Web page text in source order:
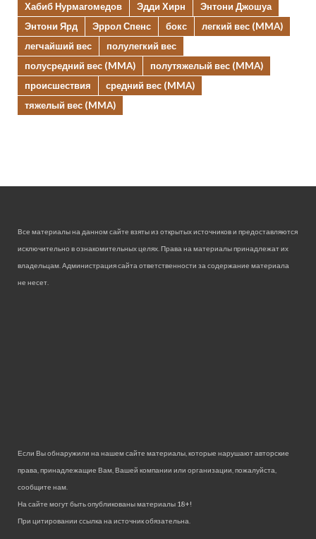
Хабиб Нурмагомедов
Эдди Хирн
Энтони Джошуа
Энтони Ярд
Эррол Спенс бокс
легкий вес (MMA)
легчайший вес
полулегкий вес
полусредний вес (MMA)
полутяжелый вес (MMA)
происшествия
средний вес (MMA)
тяжелый вес (MMA)
Все материалы на данном сайте взяты из открытых источников и предоставляются
исключительно в ознакомительных целях. Права на материалы принадлежат их
владельцам. Администрация сайта ответственности за содержание материала
не несет.
Если Вы обнаружили на нашем сайте материалы, которые нарушают авторские
права, принадлежащие Вам, Вашей компании или организации, пожалуйста,
сообщите нам.
На сайте могут быть опубликованы материалы 18+!
При цитировании ссылка на источник обязательна.